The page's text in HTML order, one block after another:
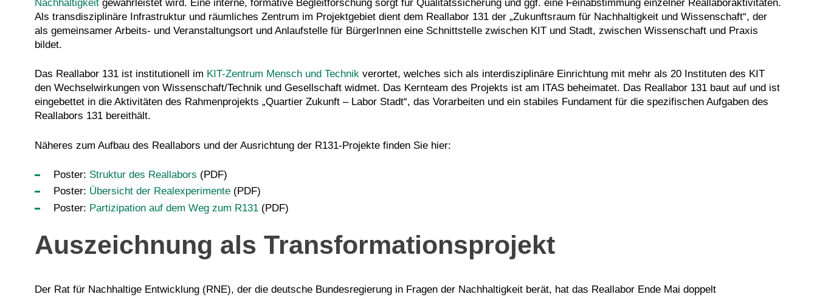
Nachhaltigkeit gewährleistet wird. Eine interne, formative Begleitforschung sorgt für Qualitätssicherung und ggf. eine Feinabstimmung einzelner Reallaboraktivitäten.
Als transdisziplinäre Infrastruktur und räumliches Zentrum im Projektgebiet dient dem Reallabor 131 der „Zukunftsraum für Nachhaltigkeit und Wissenschaft“, der
als gemeinsamer Arbeits- und Veranstaltungsort und Anlaufstelle für BürgerInnen eine Schnittstelle zwischen KIT und Stadt, zwischen Wissenschaft und Praxis
bildet.
Das Reallabor 131 ist institutionell im KIT-Zentrum Mensch und Technik verortet, welches sich als interdisziplinäre Einrichtung mit mehr als 20 Instituten des KIT
den Wechselwirkungen von Wissenschaft/Technik und Gesellschaft widmet. Das Kernteam des Projekts ist am ITAS beheimatet. Das Reallabor 131 baut auf und ist
eingebettet in die Aktivitäten des Rahmenprojekts „Quartier Zukunft – Labor Stadt“, das Vorarbeiten und ein stabiles Fundament für die spezifischen Aufgaben des
Reallabors 131 bereithält.
Näheres zum Aufbau des Reallabors und der Ausrichtung der R131-Projekte finden Sie hier:
Poster: Struktur des Reallabors (PDF)
Poster: Übersicht der Realexperimente(PDF)
Poster: Partizipation auf dem Weg zum R131(PDF)
Auszeichnung als Transformationsprojekt
Der Rat für Nachhaltige Entwicklung (RNE), der die deutsche Bundesregierung in Fragen der Nachhaltigkeit berät, hat das Reallabor Ende Mai doppelt